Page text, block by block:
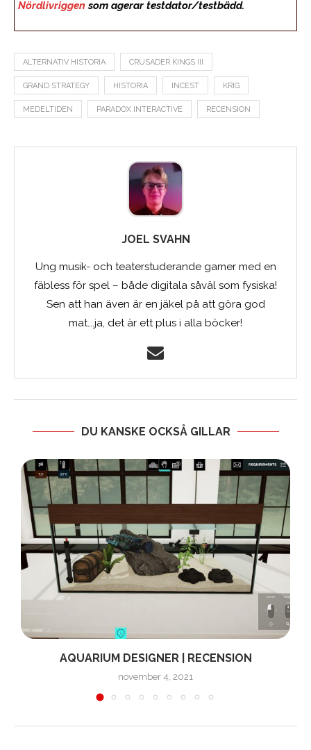
Nördlivriggen som agerar testdator/testbädd.
ALTERNATIV HISTORIA CRUSADER KINGS III
GRAND STRATEGY HISTORIA INCEST KRIG
MEDELTIDEN PARADOX INTERACTIVE RECENSION
JOEL SVAHN
Ung musik- och teaterstuderande gamer med en
fäbless för spel – både digitala såväl som fysiska!
Sen att han även är en jäkel på att göra god
mat….ja, det är ett plus i alla böcker!
DU KANSKE OCKSÅ GILLAR
AQUARIUM DESIGNER | RECENSION
november 4, 2021